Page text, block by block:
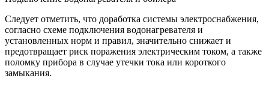
Следует отметить, что доработка системы электроснабжения,
согласно схеме подключения водонагревателя и
установленных норм и правил, значительно снижает и
предотвращает риск поражения электрическим током, а также
поломку прибора в случае утечки тока или короткого
замыкания.